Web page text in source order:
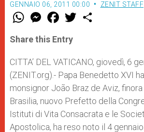
GENNAIO 06, 2011 00:00 ZENIT STAFF
W
t
s
p
p
M
e
s
e
g
e
r
F
a
e
b
o
k
w
r
Share this Entry
CITTA’ DEL VATICANO, giovedì, 6
(ZENIT.org).- Papa Benedetto XVI
monsignor João Braz de Aviz,
Brasilia, nuovo Prefetto della
Istituti di Vita Consacrata e le
Apostolica, ha reso noto il 4